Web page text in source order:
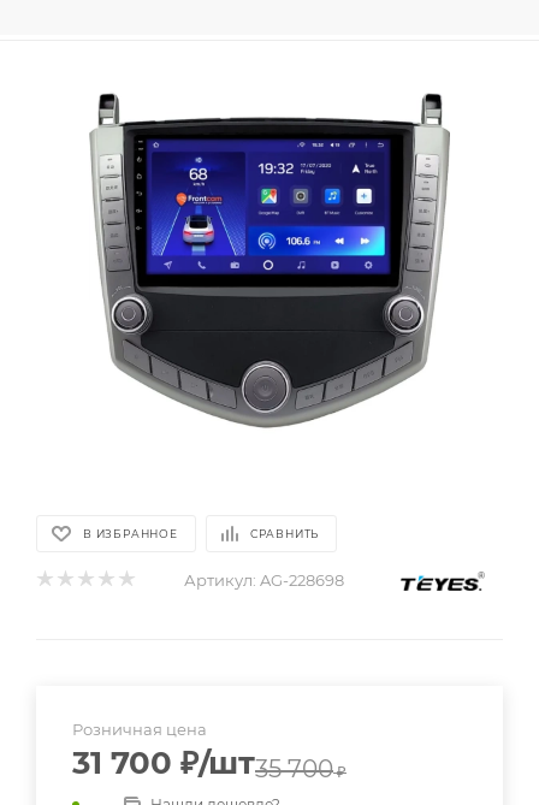
В ИЗБРАННОЕ СРАВНИТЬ
Артикул: AG-228698
Розничная цена
31 700 ₽/шт35 700₽